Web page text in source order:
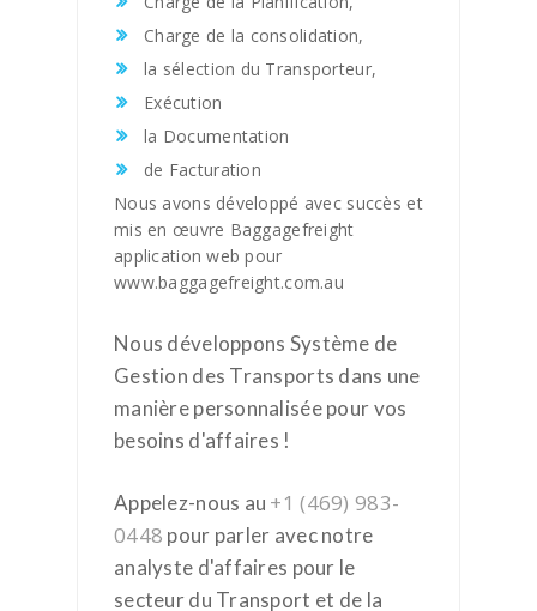
Charge de la consolidation,
la sélection du Transporteur,
Exécution
la Documentation
de Facturation
Nous avons développé avec succès et
mis en œuvre Baggagefreight
application web pour
www.baggagefreight.com.au
Nous développons Système de
Gestion des Transports dans une
manière personnalisée pour vos
besoins d'affaires !
Appelez-nous au +1 (469) 983-
0448 pour parler avec notre
analyste d'affaires pour le
secteur du Transport et de la